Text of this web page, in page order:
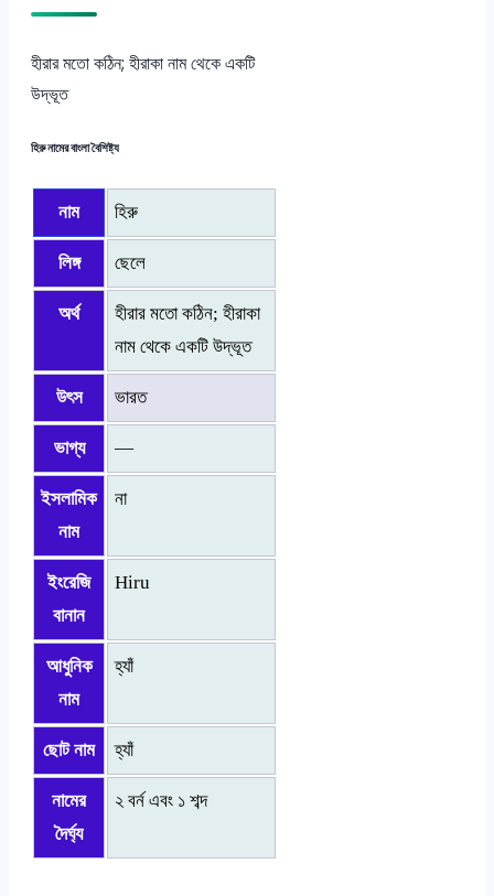
হীরার মতো কঠিন; হীরাকা নাম থেকে একটি
উদ্ভূত
হিরু নামের বাংলা বৈশিষ্ট্য
নাম হিরু
লিঙ্গ ছেলে
অর্থ
হীরার মতো কঠিন; হীরাকা
নাম থেকে একটি উদ্ভূত
উৎস ভারত
ভাগ্য —
ইসলামিক
নাম
না
ইংরেজি
বানান
Hiru
আধুনিক
নাম
হ্যাঁ
ছোট নাম হ্যাঁ
নামের
দৈর্ঘ্য
২ বর্ন এবং ১ শব্দ